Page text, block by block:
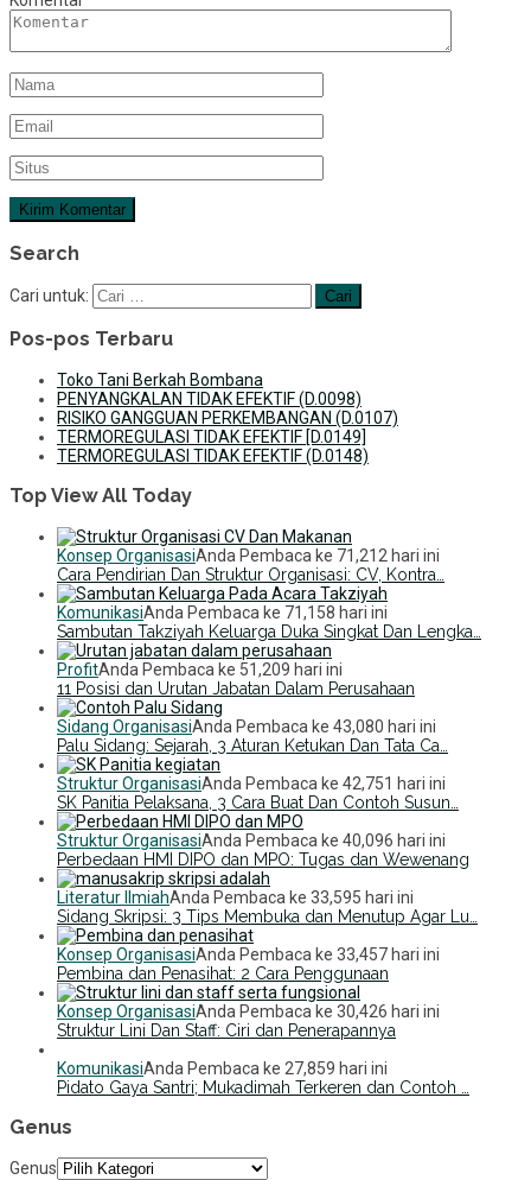
Search
Cari untuk:
Pos-pos Terbaru
Toko Tani Berkah Bombana
PENYANGKALAN TIDAK EFEKTIF (D.0098)
RISIKO GANGGUAN PERKEMBANGAN (D.0107)
TERMOREGULASI TIDAK EFEKTIF [D.0149]
TERMOREGULASI TIDAK EFEKTIF (D.0148)
Top View All Today
Konsep OrganisasiAnda Pembaca ke 71,212 hari ini
Cara Pendirian Dan Struktur Organisasi: CV, Kontra…
KomunikasiAnda Pembaca ke 71,158 hari ini
Sambutan Takziyah Keluarga Duka Singkat Dan Lengka…
ProfitAnda Pembaca ke 51,209 hari ini
11 Posisi dan Urutan Jabatan Dalam Perusahaan
Sidang OrganisasiAnda Pembaca ke 43,080 hari ini
Palu Sidang: Sejarah, 3 Aturan Ketukan Dan Tata Ca…
Struktur OrganisasiAnda Pembaca ke 42,751 hari ini
SK Panitia Pelaksana, 3 Cara Buat Dan Contoh Susun…
Struktur OrganisasiAnda Pembaca ke 40,096 hari ini
Perbedaan HMI DIPO dan MPO: Tugas dan Wewenang
Literatur IlmiahAnda Pembaca ke 33,595 hari ini
Sidang Skripsi: 3 Tips Membuka dan Menutup Agar Lu…
Konsep OrganisasiAnda Pembaca ke 33,457 hari ini
Pembina dan Penasihat: 2 Cara Penggunaan
Konsep OrganisasiAnda Pembaca ke 30,426 hari ini
Struktur Lini Dan Staff: Ciri dan Penerapannya
KomunikasiAnda Pembaca ke 27,859 hari ini
Pidato Gaya Santri; Mukadimah Terkeren dan Contoh …
Genus
Genus